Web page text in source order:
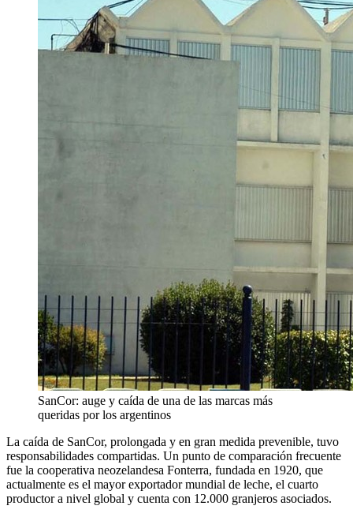
SanCor: auge y caída de una de las marcas más
queridas por los argentinos
La caída de SanCor, prolongada y en gran medida prevenible, tuvo
responsabilidades compartidas. Un punto de comparación frecuente
fue la cooperativa neozelandesa Fonterra, fundada en 1920, que
actualmente es el mayor exportador mundial de leche, el cuarto
productor a nivel global y cuenta con 12.000 granjeros asociados.